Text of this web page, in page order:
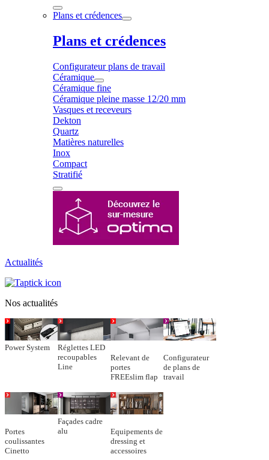
Plans et crédences
Plans et crédences
Configurateur plans de travail
Céramique
Céramique fine
Céramique pleine masse 12/20 mm
Vasques et receveurs
Dekton
Quartz
Matières naturelles
Inox
Compact
Stratifié
Actualités
Nos actualités
Power System
Réglettes LED
recoupables
Line
Relevant de
portes
FREEslim flap
Configurateur
de plans de
travail
Portes
coulissantes
Cinetto
Façades cadre
alu
Equipements de
dressing et
accessoires